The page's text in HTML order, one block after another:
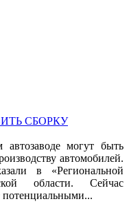
СБОРКУ
автозаводе могут быть
автомобилей.
в «Региональной
области. Сейчас
потенциальными...